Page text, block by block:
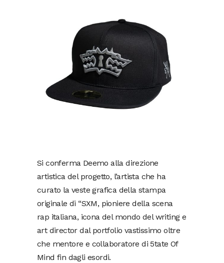
Si conferma Deemo alla direzione
artistica del progetto, l’artista che ha
curato la veste grafica della stampa
originale di “SXM, pioniere della scena
rap italiana, icona del mondo del writing e
art director dal portfolio vastissimo oltre
che mentore e collaboratore di 5tate Of
Mind fin dagli esordi.